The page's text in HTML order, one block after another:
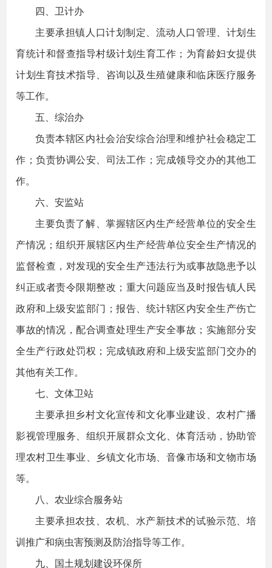
四、卫计办
主要承担镇人口计划制定、流动人口管理、计划生
育统计和督查指导村级计划生育工作；为育龄妇女提供
计划生育技术指导、咨询以及生殖健康和临床医疗服务
等工作。
五、综治办
负责本辖区内社会治安综合治理和维护社会稳定工
作；负责协调公安、司法工作；完成领导交办的其他工
作。
六、安监站
主要负责了解、掌握辖区内生产经营单位的安全生
产情况；组织开展辖区内生产经营单位安全生产情况的
监督检查，对发现的安全生产违法行为或事故隐患予以
纠正或者责令限期整改；重大问题应当及时报告镇人民
政府和上级安监部门；报告、统计辖区内安全生产伤亡
事故的情况，配合调查处理生产安全事故；实施部分安
全生产行政处罚权；完成镇政府和上级安监部门交办的
其他有关工作。
七、文体卫站
主要承担乡村文化宣传和文化事业建设、农村广播
影视管理服务、组织开展群众文化、体育活动，协助管
理农村卫生事业、乡镇文化市场、音像市场和文物市场
等。
八、农业综合服务站
主要承担农技、农机、水产新技术的试验示范、培
训推广和病虫害预测及防治指导等工作。
九、国土规划建设环保所